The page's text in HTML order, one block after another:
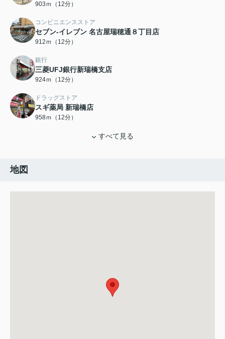
903ｍ（12分）
コンビニエンスストア
セブン-イレブン 名古屋瑞穂通８丁目店
912ｍ（12分）
銀行
三菱UFJ銀行新瑞橋支店
924ｍ（12分）
ドラッグストア
スギ薬局 新瑞橋店
958ｍ（12分）
すべて見る
地図